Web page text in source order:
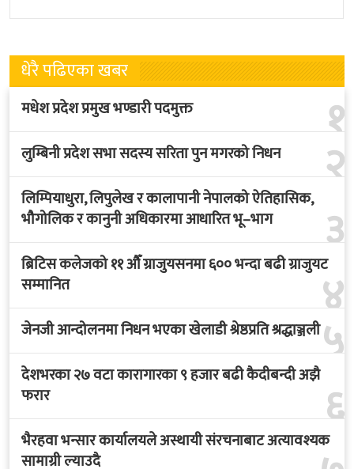
नवनियुक्त
लागेको हो
धेरै पढिएका खबर
१
मधेश प्रदेश प्रमुख भण्डारी पदमुक्त
२
लुम्बिनी प्रदेश सभा सदस्य सरिता पुन मगरको निधन
३
लिम्पियाधुरा, लिपुलेख र कालापानी नेपालको ऐतिहासिक,
भौगोलिक र कानुनी अधिकारमा आधारित भू–भाग
४
ब्रिटिस कलेजको ११ औँ ग्राजुयसनमा ६०० भन्दा बढी ग्राजुयट
सम्मानित
५
जेनजी आन्दोलनमा निधन भएका खेलाडी श्रेष्ठप्रति श्रद्धाञ्जली
६
देशभरका २७ वटा कारागारका ९ हजार बढी कैदीबन्दी अझै
फरार
भैरहवा भन्सार कार्यालयले अस्थायी संरचनाबाट अत्यावश्यक
सामाग्री ल्याउदै